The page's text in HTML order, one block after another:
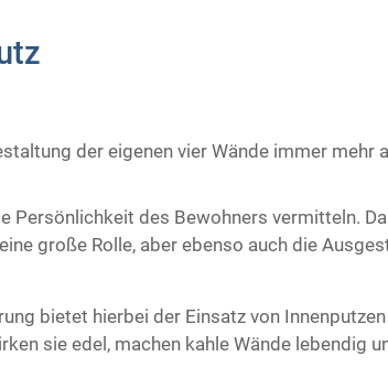
der eigenen vier Wände immer mehr
Persönlichkeit des Bewohners vermitteln.
große Rolle, aber ebenso auch die
bietet hierbei der Einsatz von
sie edel, machen kahle Wände lebendig